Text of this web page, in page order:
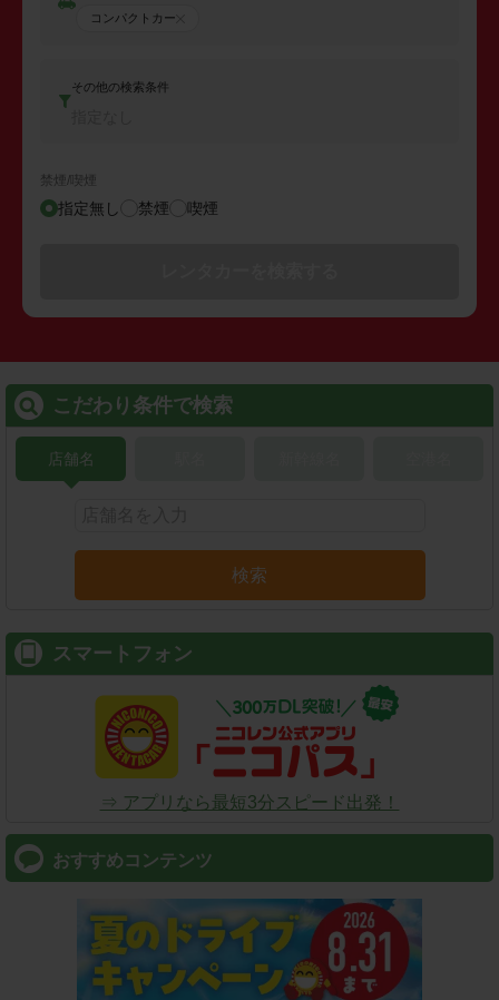
コンパクトカー
その他の検索条件
禁煙/喫煙
指定無し 禁煙 喫煙
こだわり条件で検索
店舗名
検索
スマートフォン
⇒ アプリなら最短3分スピード出発！
おすすめコンテンツ